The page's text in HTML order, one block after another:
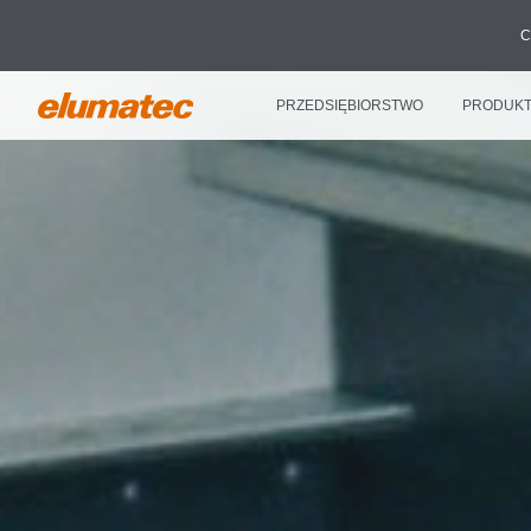
PRZEDSIĘBIORSTWO